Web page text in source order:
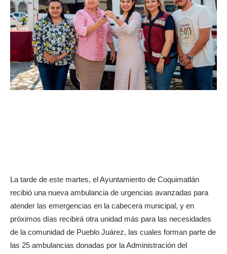
La tarde de este martes, el Ayuntamiento de Coquimatlán
recibió una nueva ambulancia de urgencias avanzadas para
atender las emergencias en la cabecera municipal, y en
próximos días recibirá otra unidad más para las necesidades
de la comunidad de Pueblo Juárez, las cuales forman parte de
las 25 ambulancias donadas por la Administración del